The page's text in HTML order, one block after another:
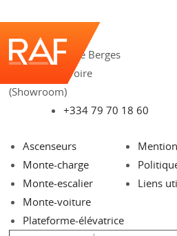
209 rue Aristide Berges
73490 La Ravoire
(Showroom)
+334 79 70 18 60
Ascenseurs
Monte-charge
Monte-escalier
Monte-voiture
Plateforme-élévatrice
Liens